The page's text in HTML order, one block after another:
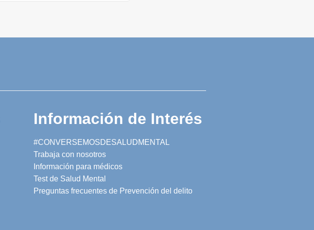
Información de Interés
#CONVERSEMOSDESALUDMENTAL
Trabaja con nosotros
Información para médicos
Test de Salud Mental
Preguntas frecuentes de Prevención del delito